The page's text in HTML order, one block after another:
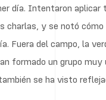
día. Intentaron aplicar
charlas, y se notó
Fuera del campo, la
formado un grupo muy
se ha visto